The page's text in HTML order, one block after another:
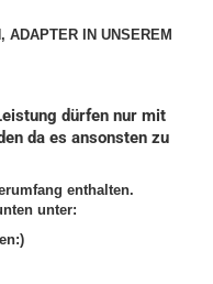
ADAPTER IN UNSEREM
dürfen nur mit
da es ansonsten zu
enthalten.
unter: